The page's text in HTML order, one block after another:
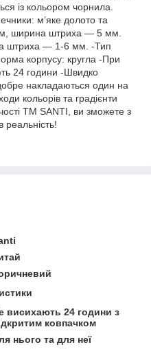
із кольором чорнила.
м’яке долото та
ширина штриха — 5 мм.
штриха — 1-6 мм. -Тип
корпусу: кругла -При
24 години -Швидко
накладаються один на
кольорів та градієнти
ТМ SANTI, ви зможете з
реальність!
висихають 24 години з
ковпачком
нього та для неї